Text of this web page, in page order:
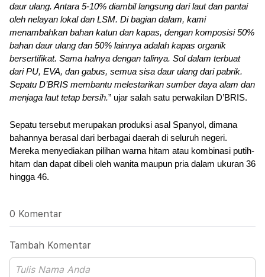
daur ulang. Antara 5-10% diambil langsung dari laut dan pantai
oleh nelayan lokal dan LSM. Di bagian dalam, kami
menambahkan bahan katun dan kapas, dengan komposisi 50%
bahan daur ulang dan 50% lainnya adalah kapas organik
bersertifikat. Sama halnya dengan talinya. Sol dalam terbuat
dari PU, EVA, dan gabus, semua sisa daur ulang dari pabrik.
Sepatu D’BRIS membantu melestarikan sumber daya alam dan
menjaga laut tetap bersih.” ujar salah satu perwakilan D’BRIS.
Sepatu tersebut merupakan produksi asal Spanyol, dimana
bahannya berasal dari berbagai daerah di seluruh negeri.
Mereka menyediakan pilihan warna hitam atau kombinasi putih-
hitam dan dapat dibeli oleh wanita maupun pria dalam ukuran 36
hingga 46.
0 Komentar
Tambah Komentar